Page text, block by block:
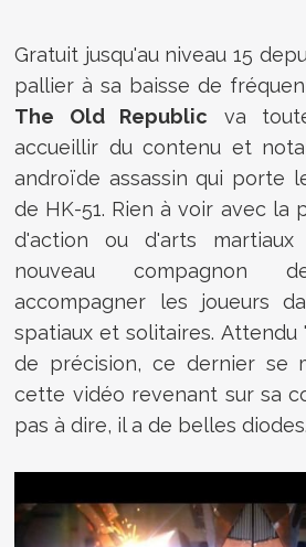
Gratuit jusqu'au niveau 15
pallier à sa baisse de
The Old Republic va
accueillir du contenu et
androïde assassin qui porte
de HK-51. Rien à voir avec la
d'action ou d'arts martiaux
nouveau compagnon
accompagner les joueurs
spatiaux et solitaires. Attendu
de précision, ce dernier se
cette vidéo revenant sur sa
pas à dire, il a de belles diodes.